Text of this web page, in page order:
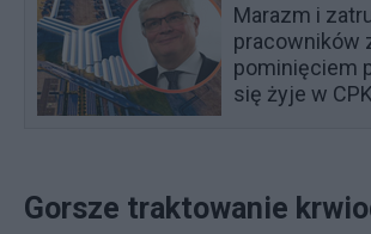
Marazm i
pracowników
pominięciem
się żyje w CPK
Gorsze traktowanie